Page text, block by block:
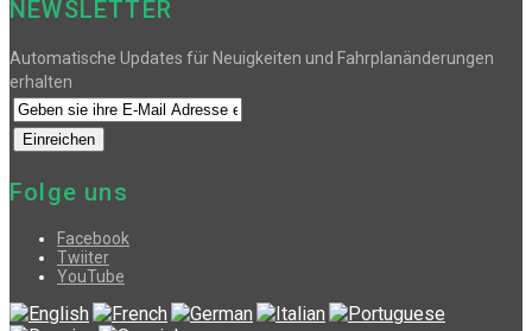
NEWSLETTER
Automatische Updates für Neuigkeiten und Fahrplanänderungen
erhalten
Folge uns
Facebook
Twiiter
YouTube